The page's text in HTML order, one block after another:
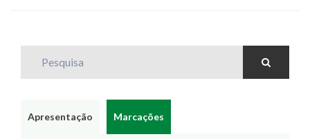
Apresentação Marcações